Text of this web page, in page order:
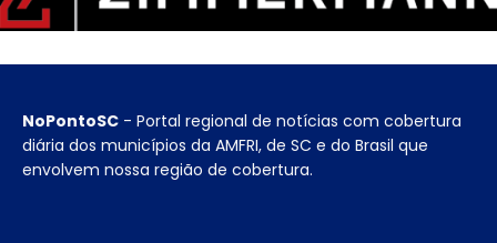
NoPontoSC - Portal regional de notícias com cobertura
diária dos municípios da AMFRI, de SC e do Brasil que
envolvem nossa região de cobertura.